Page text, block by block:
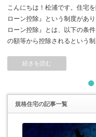
こんにちは！松浦です。住宅
ローン控除』という制度があ
ローン控除』とは、以下の条
の額等から控除されるという
続きを読む
規格住宅の記事一覧